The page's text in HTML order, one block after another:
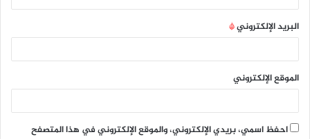
البريد الإلكتروني*
الموقع الإلكتروني
احفظ اسمي، بريدي الإلكتروني، والموقع الإلكتروني في هذا المتصفح